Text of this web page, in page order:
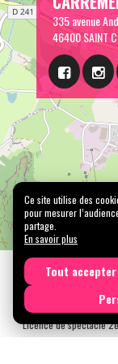
335 avenue
46400 SAINT
Mentions légales
Tous
N° SIRET : 489 153
Licence de spectacle
Ce site utilise des
pour mesurer
partage.
En savoir plus
Tout accepter